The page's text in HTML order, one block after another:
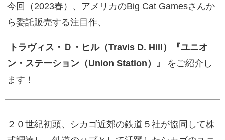
今回（2023春）、アメリカのBig Cat Gamesさんか
ら委託販売する注目作、
トラヴィス・Ｄ・ヒル（Travis D. Hill）『ユニオ
ン・ステーション（Union Station）』
をご紹介し
ます！
２０世紀初頭、シカゴ近郊の鉄道５社が協同して株